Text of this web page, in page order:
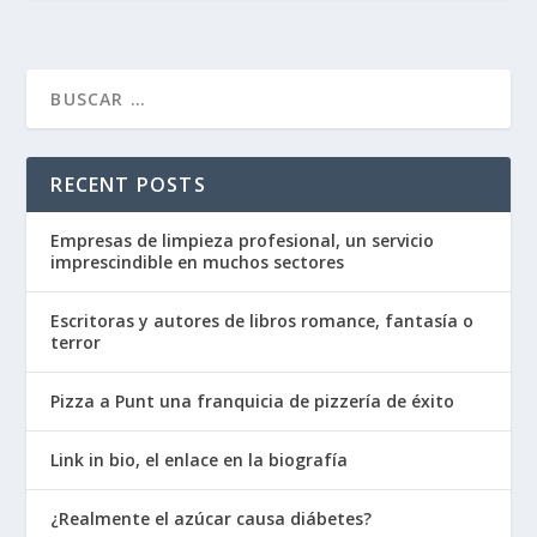
RECENT POSTS
Empresas de limpieza profesional, un servicio
imprescindible en muchos sectores
Escritoras y autores de libros romance, fantasía o
terror
Pizza a Punt una franquicia de pizzería de éxito
Link in bio, el enlace en la biografía
¿Realmente el azúcar causa diábetes?